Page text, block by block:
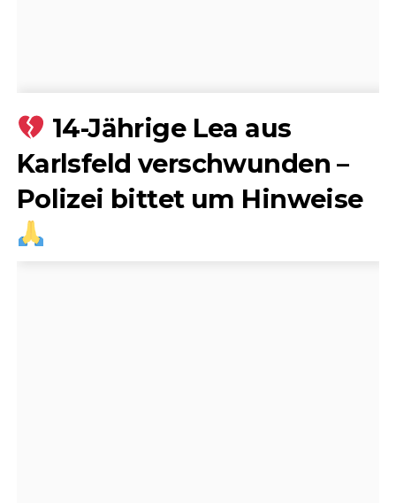
14-Jährige Lea aus
Karlsfeld verschwunden –
Polizei bittet um Hinweise